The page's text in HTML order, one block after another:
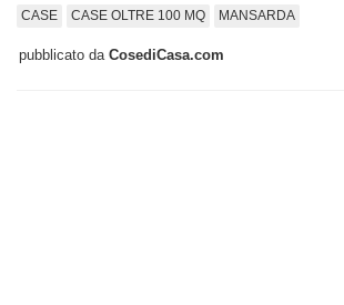
CASE CASE OLTRE 100 MQ MANSARDA
pubblicato da CosediCasa.com